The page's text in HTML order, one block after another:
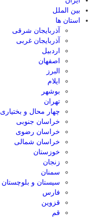
بین الملل
استان ها
آذربایجان شرقی
آذربایجان غربی
اردبیل
اصفهان
البرز
ایلام
بوشهر
تهران
چهار محال و بختیاری
خراسان جنوبی
خراسان رضوی
خراسان شمالی
خوزستان
زنجان
سمنان
سیستان و بلوچستان
فارس
قزوین
قم